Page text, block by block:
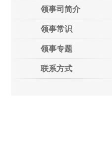
领事司简介
领事常识
领事专题
联系方式